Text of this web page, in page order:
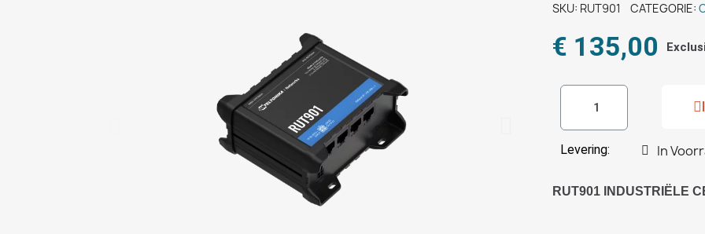
SKU RUT901 CATEGORIE
€ 135,00
Levering: In
RUT901 INDUSTRIËLE